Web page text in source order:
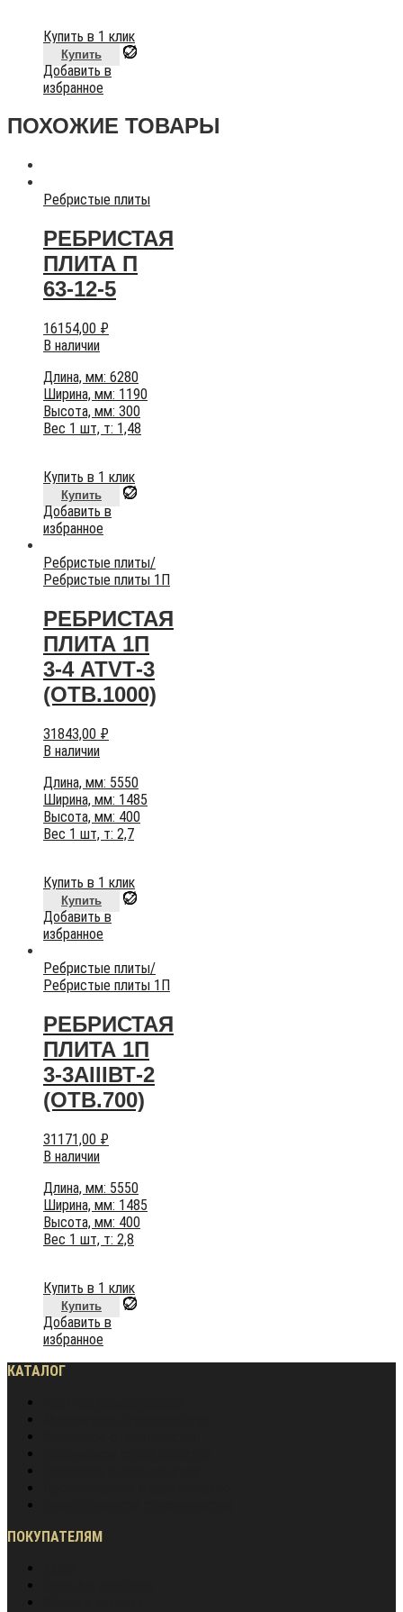
Купить в 1 клик
Купить
Добавить в
избранное
ПОХОЖИЕ ТОВАРЫ
Ребристые плиты
РЕБРИСТАЯ
ПЛИТА П
63-12-5
16154,00 ₽
В наличии
Длина, мм: 6280
Ширина, мм: 1190
Высота, мм: 300
Вес 1 шт, т: 1,48
Купить в 1 клик
Купить
Добавить в
избранное
Ребристые плиты/
Ребристые плиты 1П
РЕБРИСТАЯ
ПЛИТА 1П
3-4 АТVТ-3
(ОТВ.1000)
31843,00 ₽
В наличии
Длина, мм: 5550
Ширина, мм: 1485
Высота, мм: 400
Вес 1 шт, т: 2,7
Купить в 1 клик
Купить
Добавить в
избранное
Ребристые плиты/
Ребристые плиты 1П
РЕБРИСТАЯ
ПЛИТА 1П
3-3АIIIВТ-2
(ОТВ.700)
31171,00 ₽
В наличии
Длина, мм: 5550
Ширина, мм: 1485
Высота, мм: 400
Вес 1 шт, т: 2,8
Купить в 1 клик
Купить
Добавить в
избранное
КАТАЛОГ
ПОКУПАТЕЛЯМ